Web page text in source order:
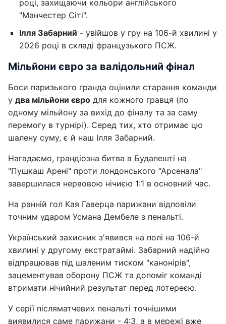
році, захищаючи кольори англійського
"Манчестер Сіті".
Ілля Забарний - увійшов у гру на 106-й хвилині у
2026 році в складі французького ПСЖ.
Мільйони євро за валідольний фінал
Боси паризького гранда оцінили старання команди
у два мільйони євро для кожного гравця (по
одному мільйону за вихід до фіналу та за саму
перемогу в турнірі). Серед тих, хто отримає цю
шалену суму, є й наш Ілля Забарний.
Нагадаємо, грандіозна битва в Будапешті на
"Пушкаш Арені" проти лондонського "Арсенала"
завершилася нервовою нічиєю 1:1 в основний час.
На ранній гол Кая Гаверца парижани відповіли
точним ударом Усмана Дембеле з пенальті.
Український захисник з'явився на полі на 106-й
хвилині у другому екстратаймі. Забарний надійно
відпрацював під шаленим тиском "канонірів",
зацементував оборону ПСЖ та допоміг команді
втримати нічийний результат перед лотереєю.
У серії післяматчевих пенальті точнішими
виявилися саме парижани - 4:3, а в мережі вже